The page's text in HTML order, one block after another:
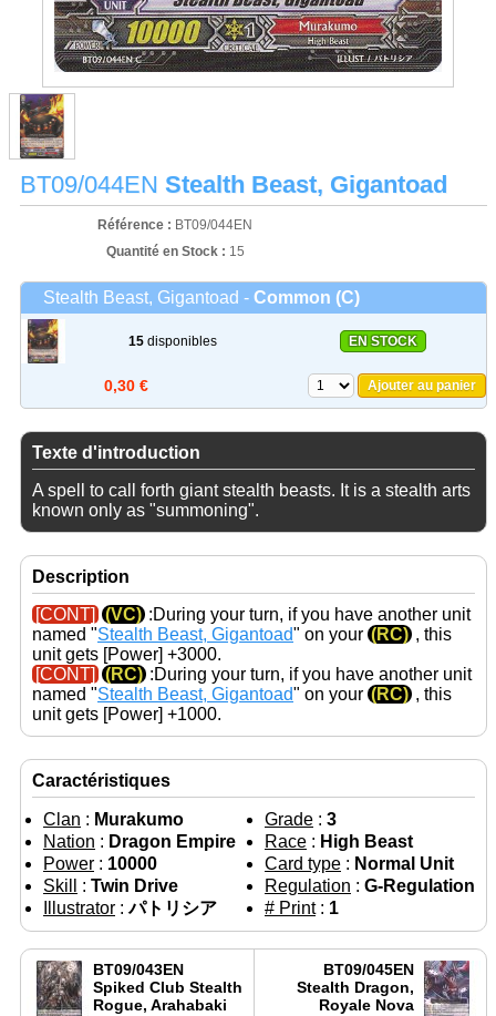
BT09/044EN Stealth Beast, Gigantoad
Référence : BT09/044EN
Quantité en Stock : 15
Stealth Beast, Gigantoad - Common (C)
15disponibles EN STOCK
0,30 € Ajouter au panier
Texte d'introduction
A spell to call forth giant stealth beasts. It is a stealth arts
known only as "summoning".
Description
[CONT]
(VC) :During your turn, if you have another unit
named "Stealth Beast, Gigantoad" on your (RC) , this
unit gets [Power] +3000.
[CONT]
(RC) :During your turn, if you have another unit
named "Stealth Beast, Gigantoad" on your (RC) , this
unit gets [Power] +1000.
Caractéristiques
Clan : Murakumo Grade : 3
Nation : Dragon Empire Race : High Beast
Power : 10000 Card type : Normal Unit
Skill
: Twin Drive Regulation : G-Regulation
Illustrator :パトリシア # Print: 1
BT09/043EN
Spiked Club Stealth
Rogue, Arahabaki
BT09/045EN
Stealth Dragon,
Royale Nova